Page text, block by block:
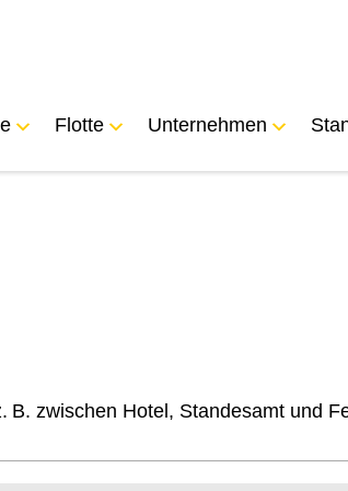
Flotte Unternehmen
zwischen Hotel, Standesamt und